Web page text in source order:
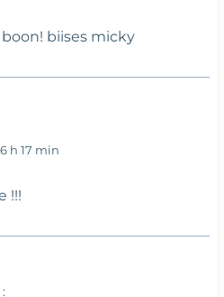
biises micky
h 17 min
!!!